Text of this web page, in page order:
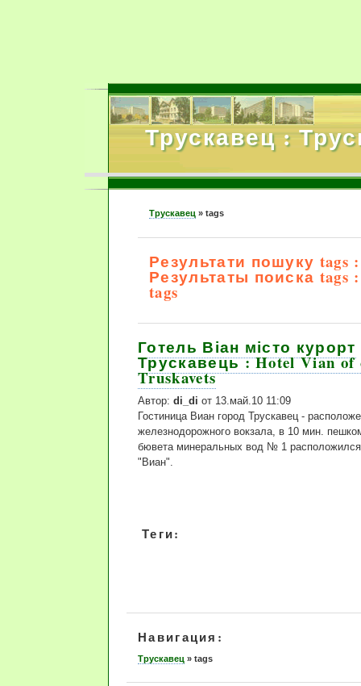
Трускавец :
Трускавец » tags
Результати пошуку tags :
Результаты поиска tags :
tags
Готель Віан місто курорт
Трускавець : Hotel Vian of
Truskavets
Автор: di_di от 13.май.10 11:09
Гостиница Виан город Трускавец -
железнодорожного вокзала, в 10 мин.
бювета минеральных вод № 1
"Виан".
Теги:
Навигация:
Трускавец » tags